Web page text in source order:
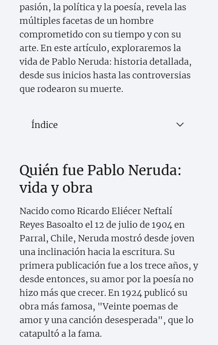
pasión, la política y la poesía, revela las
múltiples facetas de un hombre
comprometido con su tiempo y con su
arte. En este artículo, exploraremos la
vida de Pablo Neruda: historia detallada,
desde sus inicios hasta las controversias
que rodearon su muerte.
Índice
Quién fue Pablo Neruda:
vida y obra
Nacido como Ricardo Eliécer Neftalí
Reyes Basoalto el 12 de julio de 1904 en
Parral, Chile, Neruda mostró desde joven
una inclinación hacia la escritura. Su
primera publicación fue a los trece años, y
desde entonces, su amor por la poesía no
hizo más que crecer. En 1924 publicó su
obra más famosa, "Veinte poemas de
amor y una canción desesperada", que lo
catapultó a la fama.